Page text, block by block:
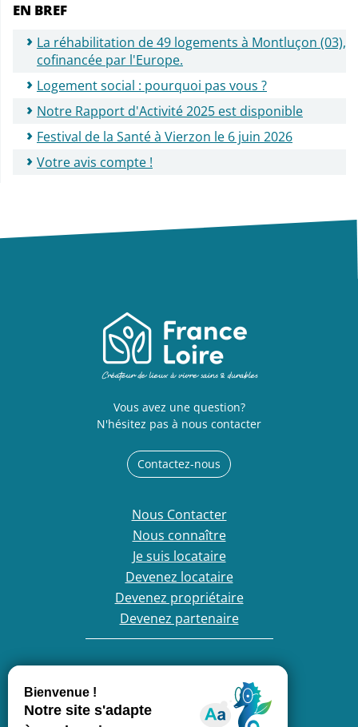
EN BREF
La réhabilitation de 49 logements à Montluçon (03),
cofinancée par l'Europe.
Logement social : pourquoi pas vous ?
Notre Rapport d'Activité 2025 est disponible
Festival de la Santé à Vierzon le 6 juin 2026
Votre avis compte !
Vous avez une question?
N'hésitez pas à nous contacter
Contactez-nous
Nous Contacter
Nous connaître
Je suis locataire
Devenez locataire
Devenez propriétaire
Devenez partenaire
France Loire, entreprise engagée :